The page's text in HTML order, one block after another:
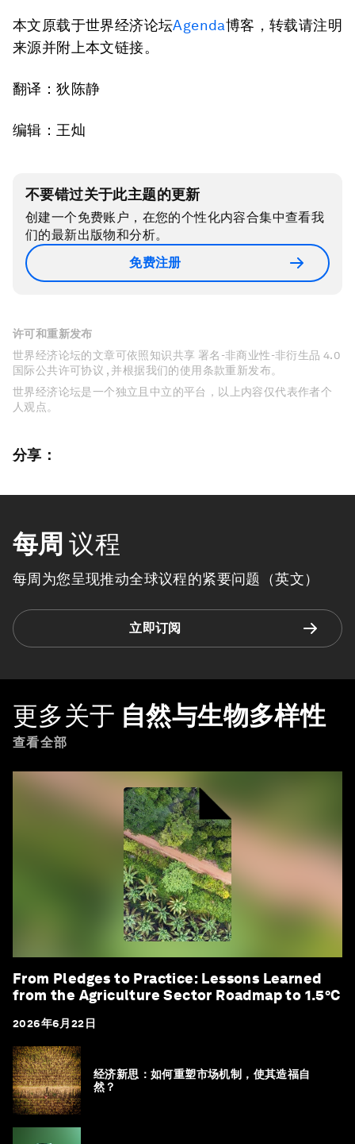
本文原载于世界经济论坛Agenda博客，转载请注明
来源并附上本文链接。
翻译：狄陈静
编辑：王灿
不要错过关于此主题的更新
创建一个免费账户，在您的个性化内容合集中查看我
们的最新出版物和分析。
免费注册
许可和重新发布
世界经济论坛的文章可依照知识共享 署名-非商业性-非衍生品 4.0
国际公共许可协议 , 并根据我们的使用条款重新发布。
世界经济论坛是一个独立且中立的平台，以上内容仅代表作者个
人观点。
分享：
每周 议程
每周为您呈现推动全球议程的紧要问题（英文）
立即订阅
更多关于 自然与生物多样性
查看全部
From Pledges to Practice: Lessons Learned
from the Agriculture Sector Roadmap to 1.5°C
2026年6月22日
经济新思：如何重塑市场机制，使其造福自
然？